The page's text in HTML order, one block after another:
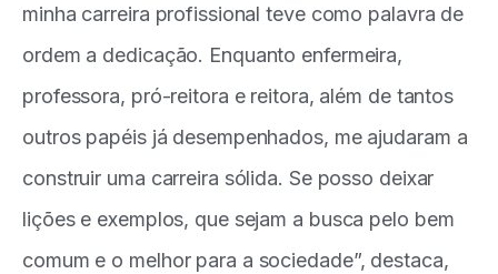
minha carreira profissional teve como palavra de
ordem a dedicação. Enquanto enfermeira,
professora, pró-reitora e reitora, além de tantos
outros papéis já desempenhados, me ajudaram a
construir uma carreira sólida. Se posso deixar
lições e exemplos, que sejam a busca pelo bem
comum e o melhor para a sociedade”, destaca,